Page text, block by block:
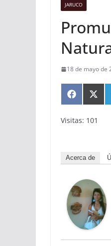
JARUCO
18 de mayo de
Compartir
en en
Visitas: 101
Acerca de